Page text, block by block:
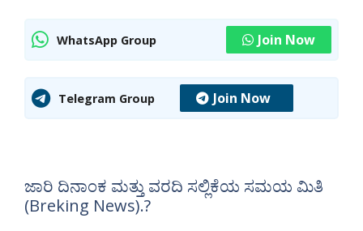
WhatsApp Group Join Now
Telegram Group Join Now
ಜಾರಿ ದಿನಾಂಕ ಮತ್ತು ವರದಿ ಸಲ್ಲಿಕೆಯ ಸಮಯ ಮಿತಿ
(Breking News).?